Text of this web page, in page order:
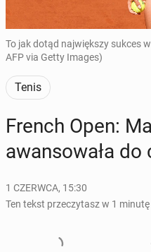
To jak dotąd największy sukces
AFP via Getty Images)
Tenis
French Open:
awan­so­wa­ła do
1 CZERWCA, 15:30
Ten tekst przeczytasz w 1 minutę